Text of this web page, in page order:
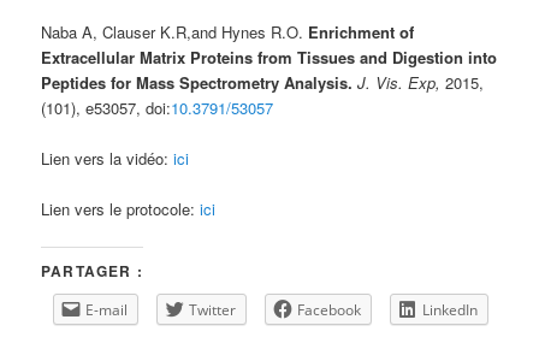
Naba A, Clauser K.R,and Hynes R.O. Enrichment of
Extracellular Matrix Proteins from Tissues and Digestion into
Peptides for Mass Spectrometry Analysis.J. Vis. Exp, 2015,
(101), e53057, doi:10.3791/53057
Lien vers la vidéo:ici
Lien vers le protocole:ici
PARTAGER :
E-mail Twitter Facebook LinkedIn